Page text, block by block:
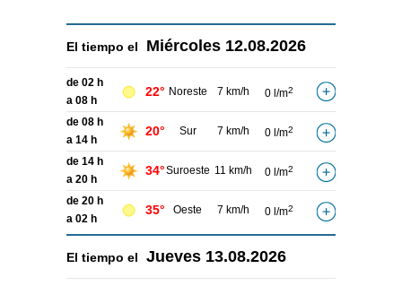
El tiempo el Miércoles 12.08.2026
de 02 h
a 08 h
22° Noreste 7 km/h 0 l/m2
de 08 h
a 14 h
20° Sur 7 km/h 0 l/m2
de 14 h
a 20 h
34°Suroeste 11 km/h 0 l/m2
de 20 h
a 02 h
35° Oeste 7 km/h 0 l/m2
El tiempo el Jueves 13.08.2026